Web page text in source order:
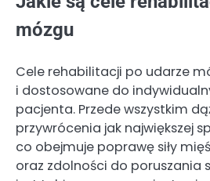
mózgu
Cele rehabilitacji po udarze
i dostosowane do
pacjenta. Przede wszystkim
przywrócenia jak największej
co obejmuje poprawę siły
oraz zdolności do poruszania